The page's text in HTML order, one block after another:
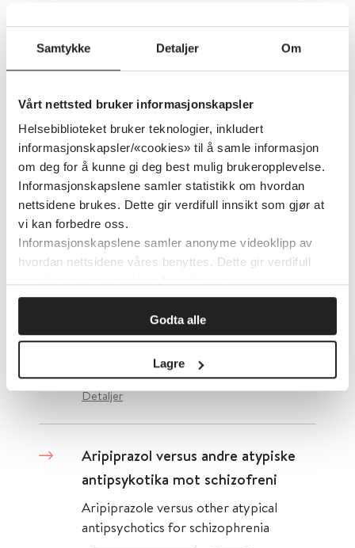
Samtykke Detaljer Om
Vårt nettsted bruker informasjonskapsler
Helsebiblioteket bruker teknologier, inkludert
informasjonskapsler/«cookies» til å samle informasjon
om deg for å kunne gi deg best mulig brukeropplevelse.
Informasjonskapslene samler statistikk om hvordan
nettsidene brukes. Dette gir verdifull innsikt som gjør at
vi kan forbedre oss.
Informasjonskapslene samler anonyme videoklipp av
hvordan nettsidene våres benyttes. Dette gir verdifull
Godta alle
Lagre
Antipsykotisk medikamentell
behandling av schizofreni som
oppstod i barndommen
Antipsychotic medication for
childhood-onset schizophrenia
Cochrane Library 2017
Detaljer
Aripiprazol ved schizofreni
Aripiprazole for schizophrenia
Cochrane Library
Detaljer
Aripiprazol versus andre atypiske
antipsykotika mot schizofreni
Aripiprazole versus other atypical
antipsychotics for schizophrenia